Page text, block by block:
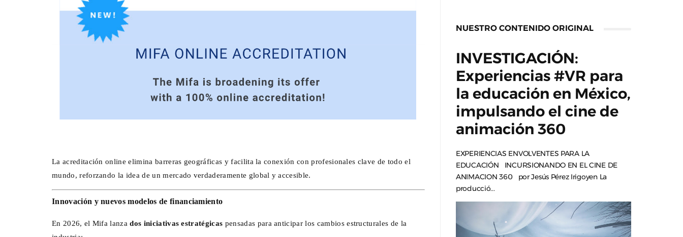
La acreditación online elimina barreras geográficas y facilita la conexión con profesionales clave de todo el
mundo, reforzando la idea de un mercado verdaderamente global y accesible.
Innovación y nuevos modelos de financiamiento
En 2026, el Mifa lanzados iniciativas estratégicas pensadas para anticipar los cambios estructurales de la
NUESTRO CONTENIDO ORIGINAL
INVESTIGACIÓN:
Experiencias #VR para
la educación en México,
impulsando el cine de
animación 360
EXPERIENCIAS ENVOLVENTES PARA LA
EDUCACIÓN INCURSIONANDO EN EL CINE DE
ANIMACION 360 por Jesús Pérez Irigoyen La
producció...